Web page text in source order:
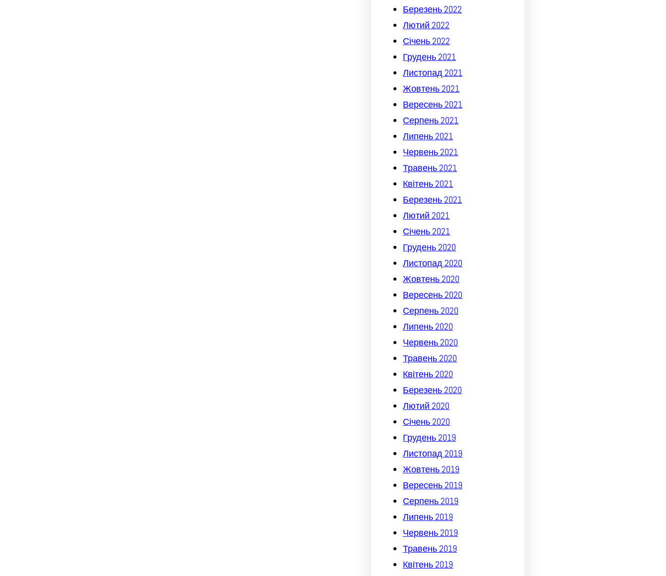
Березень 2022
Лютий 2022
Січень 2022
Грудень 2021
Листопад 2021
Жовтень 2021
Вересень 2021
Серпень 2021
Липень 2021
Червень 2021
Травень 2021
Квітень 2021
Березень 2021
Лютий 2021
Січень 2021
Грудень 2020
Листопад 2020
Жовтень 2020
Вересень 2020
Серпень 2020
Липень 2020
Червень 2020
Травень 2020
Квітень 2020
Березень 2020
Лютий 2020
Січень 2020
Грудень 2019
Листопад 2019
Жовтень 2019
Вересень 2019
Серпень 2019
Липень 2019
Червень 2019
Травень 2019
Квітень 2019